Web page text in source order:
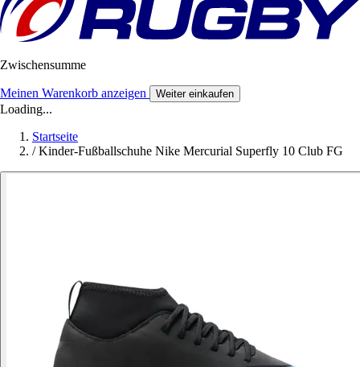
Zwischensumme
Meinen Warenkorb anzeigen Weiter einkaufen
Loading...
Startseite
/ Kinder-Fußballschuhe Nike Mercurial Superfly 10 Club FG